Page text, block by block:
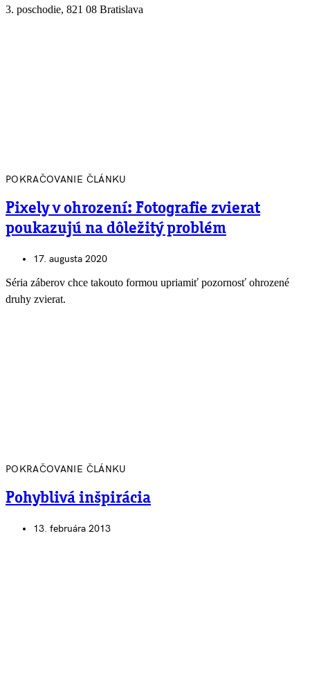
3. poschodie, 821 08 Bratislava
POKRAČOVANIE ČLÁNKU
Pixely v ohrození: Fotografie zvierat
poukazujú na dôležitý problém
17. augusta 2020
Séria záberov chce takouto formou upriamiť pozornosť ohrozené
druhy zvierat.
POKRAČOVANIE ČLÁNKU
Pohyblivá inšpirácia
13. februára 2013